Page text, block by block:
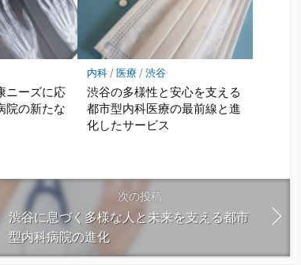
ニーズに応
院の新たな
内科/ 医療/渋谷
渋谷の多様性と安心を支える
都市型内科医療の最前線と進
化したサービス
次の投稿
渋谷に息づく多様な人と未来を支える都市
型内科病院の進化